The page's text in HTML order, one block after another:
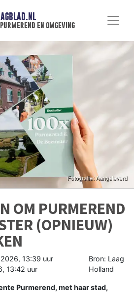
en omgeving
OM PURMEREND
(OPNIEUW)
13:39 uur
13:42 uur
Bron: Laag
Holland
Purmerend, met haar stad,